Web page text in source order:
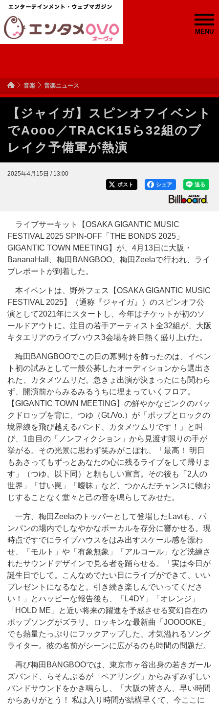
MENU
音楽 音楽ニュース
【ジャイガ】スピンオフイベント
でAooo／TRACK15ら32組のブ
レイク予備軍が熱演
2025年4月15日 / 13:00
送る
シェア
ポスト
ライブサーキット【OSAKA GIGANTIC MUSIC
FESTIVAL 2025 SPIN-OFF「THE BONDS 2025」
GIGANTIC TOWN MEETING】が、4月13日に大阪・
BananaHall、梅田BANGBOO、梅田Zeelaで行われ、ライ
ブレポートが到着した。
本イベントは、野外フェス【OSAKA GIGANTIC MUSIC
FESTIVAL 2025】（通称『ジャイガ』）のスピンオフ公
演として2021年にスタートし、今年はチケットが初のソ
ールドアウトに。注目の若手アーティスト全32組が、大阪
キタエリアのライブハウス3会場を終日熱く盛り上げた。
梅田BANGBOOでこの日の幕開けを飾ったのは、イベン
ト初の試みとして一般公募したオーディションから選出さ
れた、カタメツムリだ。急きょ出演が決まったにも関わら
ず、開演前からみるみるうちに埋まっていくフロア。
【GIGANTIC TOWN MEETING】の鮮やかなピンクのバッ
クドロップを背に、つゆ（Gt./Vo.）が「ポップとロックの
境界線を飛び越えるバンド、カタメツムリです！」と叫
び、1曲目の「ノンフィクション」から見渡す限りの手が
挙がる。その光景に思わず笑みがこぼれ、「最高！ 明日
もあさってもずっとあなたの心に残るライブをして帰りま
す」（つゆ、以下同）と頼もしい宣言。その後も「2人の
世界」「甘い罠」「曖昧」など、つかんだチャンスに物お
じすることなく堂々と己の音を鳴らしてみせた。
一方、梅田Zeelaのトッパーとして登場したLavtも、パ
ンパンの場内でしなやかなボーカルを存分に響かせる。現
時点ですでにライブハウスをはみ出すスケール感を漂わ
せ、「モルト」や「有象無象」「アルコール」など洗練さ
れたサウンドデザインで見る者を踊らせる。「実は今日が
誕生日でして。こんなめでたい日にライブができて、いい
プレゼントになるなと。引き続き楽しんでいってくださ
い！」とハッピーな報告後も、「L4DY」「オレンジ」
「HOLD ME」と近い将来の躍進を予感させる変幻自在の
ポップソングがズラリ。ロッキンな最新曲「JOOOOKE」
でも熱量たっぷりにフックアップした、才気溢れるソング
ライター。彼の名前がシーンに広がるのも時間の問題だ。
再び梅田BANGBOOでは、東京市ヶ谷出身の若きガール
ズバンド、らそんぶるが「ペアリング」からみずみずしい
バンドサウンドをかき鳴らし、「大阪の皆さん、早い時間
からありがとう！ 私は入り時間が結構早くて、今ここに